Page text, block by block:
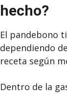
hecho?
El pandebono
dependiendo
receta según
Dentro de la